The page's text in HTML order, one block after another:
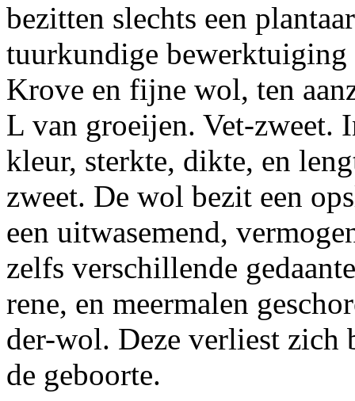
bezitten slechts een
tuurkundige bewerktuiging
Krove en fijne wol, ten
L van groeijen. Vet-zweet.
kleur, sterkte, dikte, en
zweet. De wol bezit een
een uitwasemend,
zelfs verschillende
rene, en meermalen
der-wol. Deze verliest zich
de geboorte.